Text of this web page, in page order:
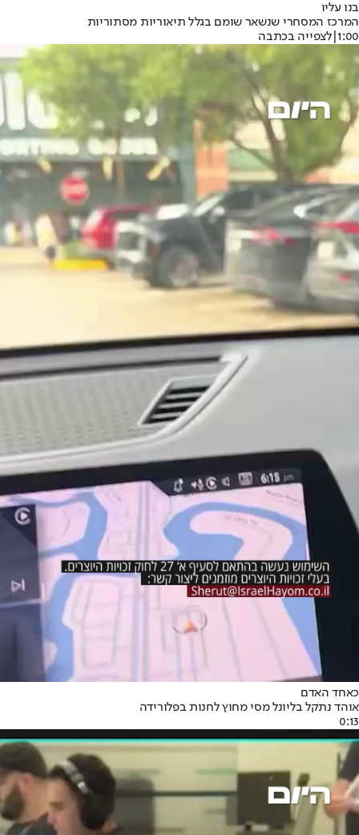
בנו עליו
המרכז המסחרי שנשאר שומם בגלל תיאוריות מסתוריות
1:00
|לצפייה בכתבה
כאחד האדם
אוהד נתקל בליונל מסי מחוץ לחנות בפלורידה
0:13